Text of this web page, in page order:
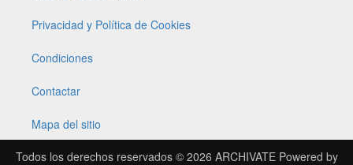
Privacidad y Política de Cookies
Condiciones
Contactar
Mapa del sitio
Todos los derechos reservados © 2026 ARCHIVATEPowered by